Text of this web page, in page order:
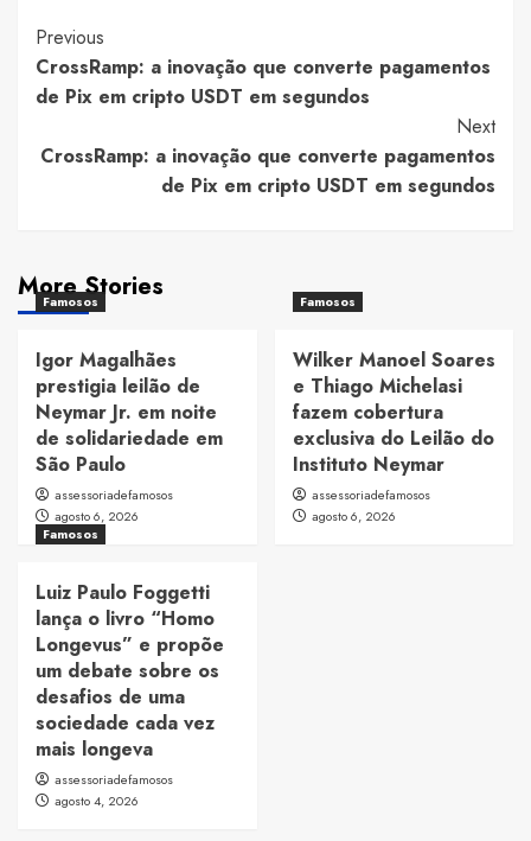
Post
Navigation
Previous
CrossRamp: a inovação que converte pagamentos
de Pix em cripto USDT em segundos
Next
CrossRamp: a inovação que converte pagamentos
de Pix em cripto USDT em segundos
More Stories
Famosos
Igor Magalhães
prestigia leilão de
Neymar Jr. em noite
de solidariedade em
São Paulo
assessoriadefamosos
agosto 6, 2026
Famosos
Wilker Manoel Soares
e Thiago Michelasi
fazem cobertura
exclusiva do Leilão do
Instituto Neymar
assessoriadefamosos
agosto 6, 2026
Famosos
Luiz Paulo Foggetti
lança o livro “Homo
Longevus” e propõe
um debate sobre os
desafios de uma
sociedade cada vez
mais longeva
assessoriadefamosos
agosto 4, 2026